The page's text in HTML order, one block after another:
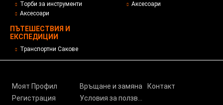
Торби за инструменти
Аксесоари
ПЪТЕШЕСТВИЯ И
ЕКСПЕДИЦИИ
Транспортни Сакове
Аксесоари
Моят Профил
Регистрация
Връщане и замяна
Условия за ползване
Контакт